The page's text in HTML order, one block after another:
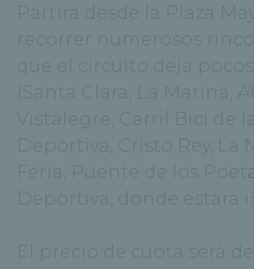
Partirá desde la Plaza
recorrer numerosos
que el circuito deja
(Santa Clara, La Marina,
Vistalegre, Carril Bici de
Deportiva, Cristo Rey, La
Feria, Puente de los
Deportiva, donde estará
El precio de cuota será de